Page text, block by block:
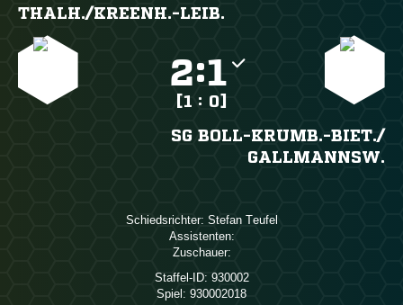
THALH./​KREENH.-LEIB.
:
[1 : 0]
SG BOLL-KRUMB.-BIET./​
GALLMANNSW.
Schiedsrichter:  
Assistenten:
Zuschauer:
Staffel-ID: 930002
Spiel: 930002018